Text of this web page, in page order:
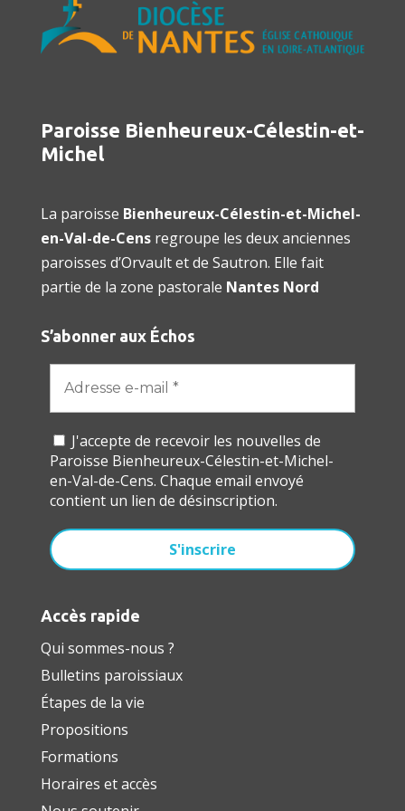
Paroisse Bienheureux-Célestin-et-
Michel
La paroisse Bienheureux-Célestin-et-Michel-
en-Val-de-Censregroupe les deux anciennes
paroisses d’Orvault et de Sautron. Elle fait
partie de la zone pastorale Nantes Nord
S’abonner aux Échos
J'accepte de recevoir les nouvelles de
Paroisse Bienheureux-Célestin-et-Michel-
en-Val-de-Cens. Chaque email envoyé
contient un lien de désinscription.
Accès rapide
Qui sommes-nous ?
Bulletins paroissiaux
Étapes de la vie
Propositions
Formations
Horaires et accès